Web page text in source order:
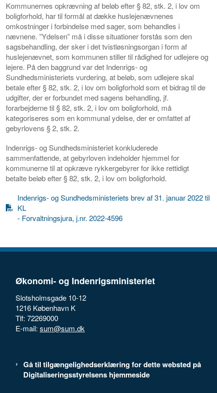
Kommunernes opkrævning af beløb efter § 82, stk. 2, i lov om
boligforhold, har til formål at dække huslejenævnenes
omkostninger i forbindelse med sager, som behandles i
nævnene. ”Ydelsen” må i disse situationer forstås som den
sagsbehandling, der sker i det tvistløsningsorgan i form af
huslejenævnet, som kommunen stiller til rådighed for udlejere og
lejere. På den baggrund var det Indenrigs- og
Sundhedsministeriets vurdering, at beløb, som udlejere skal
betale efter § 82, stk. 2, i lov om boligforhold som et bidrag til de
udgifter, der er forbundet med sagens behandling, jf.
forarbejderne til § 82, stk. 2, i lov om boligforhold, må
kategoriseres som en kommunal ydelse, der er omfattet af
gebyrlovens § 2, stk. 2.
Indenrigs- og Sundhedsministeriet konkluderede
sammenfattende, at gebyrloven indeholder hjemmel for
kommunerne til at opkræve rykkergebyrer for ikke rettidigt
betalte beløb efter § 82, stk. 2, i lov om boligforhold.
Indenrigs- og Sundhedsministeriets brev af 31. januar 2022 til
KL
- Forvaltningsjura, j.nr. 2022-4596
Økonomi- og Indenrigsministeriet
Slotsholmsgade 10-12
1216 København K
Tlf: 72269000
E-mail: sum@sum.dk
Gå til tilgængelighedserklæring for dette websted på
Digitaliseringsstyrelsens hjemmeside